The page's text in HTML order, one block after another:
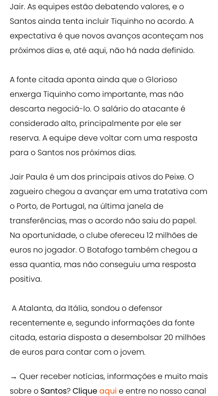
Jair. As equipes estão debatendo valores, e o
Santos ainda tenta incluir Tiquinho no acordo. A
expectativa é que novos avanços aconteçam nos
próximos dias e, até aqui, não há nada definido.
A fonte citada aponta ainda que o Glorioso
enxerga Tiquinho como importante, mas não
descarta negociá-lo. O salário do atacante é
considerado alto, principalmente por ele ser
reserva. A equipe deve voltar com uma resposta
para o Santos nos próximos dias.
Jair Paula é um dos principais ativos do Peixe. O
zagueiro chegou a avançar em uma tratativa com
o Porto, de Portugal, na última janela de
transferências, mas o acordo não saiu do papel.
Na oportunidade, o clube ofereceu 12 milhões de
euros no jogador. O Botafogo também chegou a
essa quantia, mas não conseguiu uma resposta
positiva.
A Atalanta, da Itália, sondou o defensor
recentemente e, segundo informações da fonte
citada, estaria disposta a desembolsar 20 milhões
de euros para contar com o jovem.
→ Quer receber notícias, informações e muito mais
sobre o Santos?Cliqueaqui e entre no nosso canal